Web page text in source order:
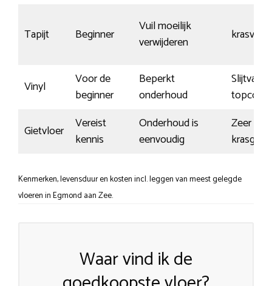
Tapijt Beginner
Vuil moeilijk
verwijderen
krasvrij
Vinyl
Voor de
beginner
Beperkt
onderhoud
Slijtvaste
Gietvloer
Vereist
kennis
Onderhoud is
eenvoudig
Zeer
Kenmerken, levensduur en kosten incl. leggen van meest gelegde
vloeren in Egmond aan Zee.
Waar vind ik de